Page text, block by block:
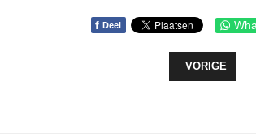
f Deel
VORIG
VORIGE